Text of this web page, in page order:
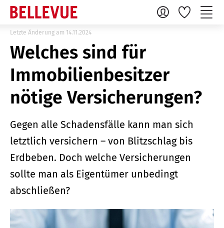
Letzte Änderung am 14.11.2024
Welches sind für
Immobilienbesitzer
nötige Versicherungen?
Gegen alle Schadensfälle kann man sich
letztlich versichern – von Blitzschlag bis
Erdbeben. Doch welche Versicherungen
sollte man als Eigentümer unbedingt
abschließen?